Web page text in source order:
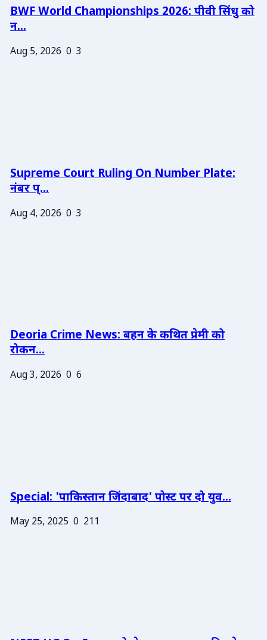
BWF World Championships 2026: पीवी सिंधु को
न...
Aug 5, 2026 0 3
Supreme Court Ruling On Number Plate:
नंबर प्...
Aug 4, 2026 0 3
Deoria Crime News: बहन के कथित प्रेमी को
रोकन...
Aug 3, 2026 0 6
Special: 'पाकिस्तान जिंदाबाद' पोस्ट पर दो युव...
May 25, 2025 0 211